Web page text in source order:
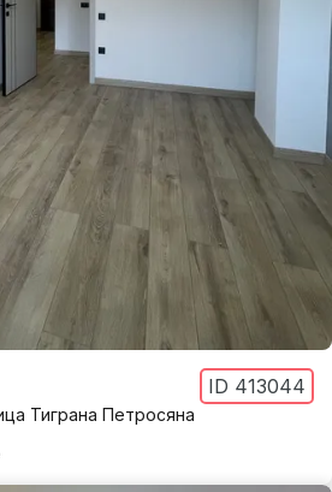
ID 413044
Тиграна Петросяна